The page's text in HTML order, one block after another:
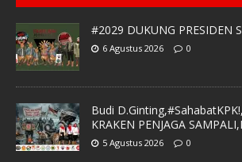
#2029 DUKUNG PRESIDEN
6 Agustus 2026 0
Budi
KRAKEN PENJAGA
5 Agustus 2026 0